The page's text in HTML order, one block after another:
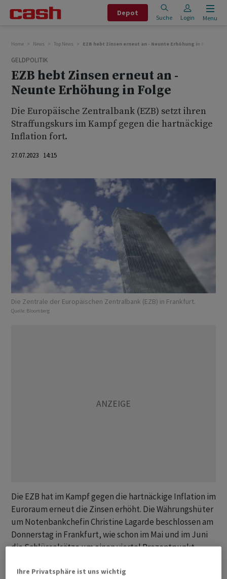
Depot
Suche Login Menu
Home News Top News EZB hebt Zinsen erneut an - Neunte Erhöhung in Folge
GELDPOLITIK
EZB hebt Zinsen erneut an -
Neunte Erhöhung in Folge
Die Europäische Zentralbank (EZB) setzt ihren
Straffungskurs im Kampf gegen die hartnäckige
Inflation fort.
27.07.2023 14:15
Die Zentrale der Europäischen Zentralbank (EZB) in Frankfurt.
Quelle: Bloomberg
Die EZB hat im Kampf gegen die hartnäckige Inflation im
Euroraum erneut die Zinsen erhöht. Die Währungshüter
um Notenbankchefin Christine Lagarde beschlossen am
Donnerstag in Frankfurt, wie schon im Mai und im Juni
die Schlüsselsätze um einen viertel Prozentpunkt
Folge. Die Europäische Zentralbank (EZB) hatte im
Ihre Privatsphäre ist uns wichtig